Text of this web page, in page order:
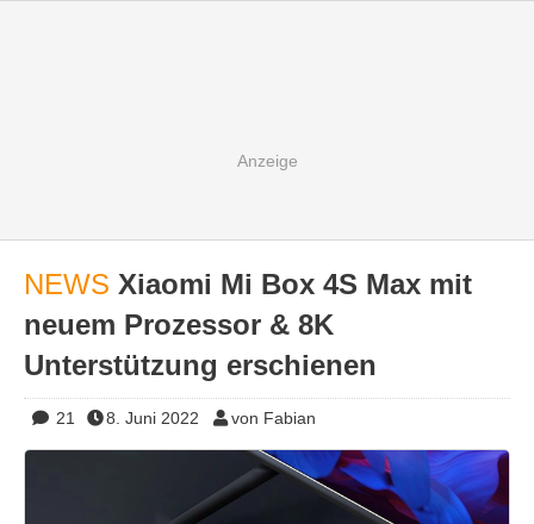
NEWS Xiaomi Mi Box 4S Max mit
neuem Prozessor & 8K
Unterstützung erschienen
21 8. Juni 2022 von Fabian